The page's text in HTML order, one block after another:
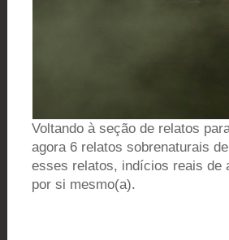
Voltando à seção de relatos
agora 6 relatos sobrenaturais
esses relatos, indícios reais de
por si mesmo(a).